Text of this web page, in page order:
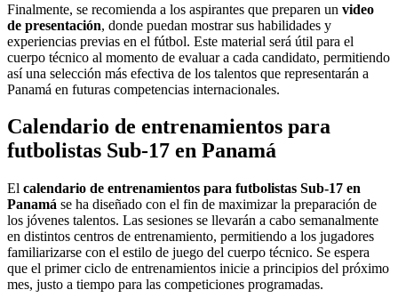
Finalmente, se recomienda a los aspirantes que preparen un video
de presentación, donde puedan mostrar sus habilidades y
experiencias previas en el fútbol. Este material será útil para el
cuerpo técnico al momento de evaluar a cada candidato, permitiendo
así una selección más efectiva de los talentos que representarán a
Panamá en futuras competencias internacionales.
Calendario de entrenamientos para
futbolistas Sub-17 en Panamá
El calendario de entrenamientos para futbolistas Sub-17 en
Panamá se ha diseñado con el fin de maximizar la preparación de
los jóvenes talentos. Las sesiones se llevarán a cabo semanalmente
en distintos centros de entrenamiento, permitiendo a los jugadores
familiarizarse con el estilo de juego del cuerpo técnico. Se espera
que el primer ciclo de entrenamientos inicie a principios del próximo
mes, justo a tiempo para las competiciones programadas.